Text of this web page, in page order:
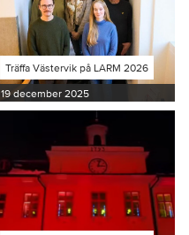
Träffa Västervik på LARM 2026
19 december 2025